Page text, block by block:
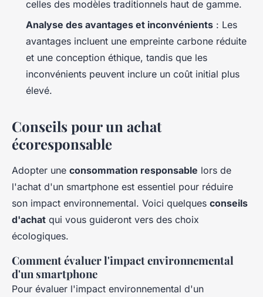
celles des modèles traditionnels haut de gamme.
Analyse des avantages et inconvénients : Les
avantages incluent une empreinte carbone réduite
et une conception éthique, tandis que les
inconvénients peuvent inclure un coût initial plus
élevé.
Conseils pour un achat
écoresponsable
Adopter une consommation responsable lors de
l'achat d'un smartphone est essentiel pour réduire
son impact environnemental. Voici quelques conseils
d'achat qui vous guideront vers des choix
écologiques.
Comment évaluer l'impact environnemental
d'un smartphone
Pour évaluer l'impact environnemental d'un